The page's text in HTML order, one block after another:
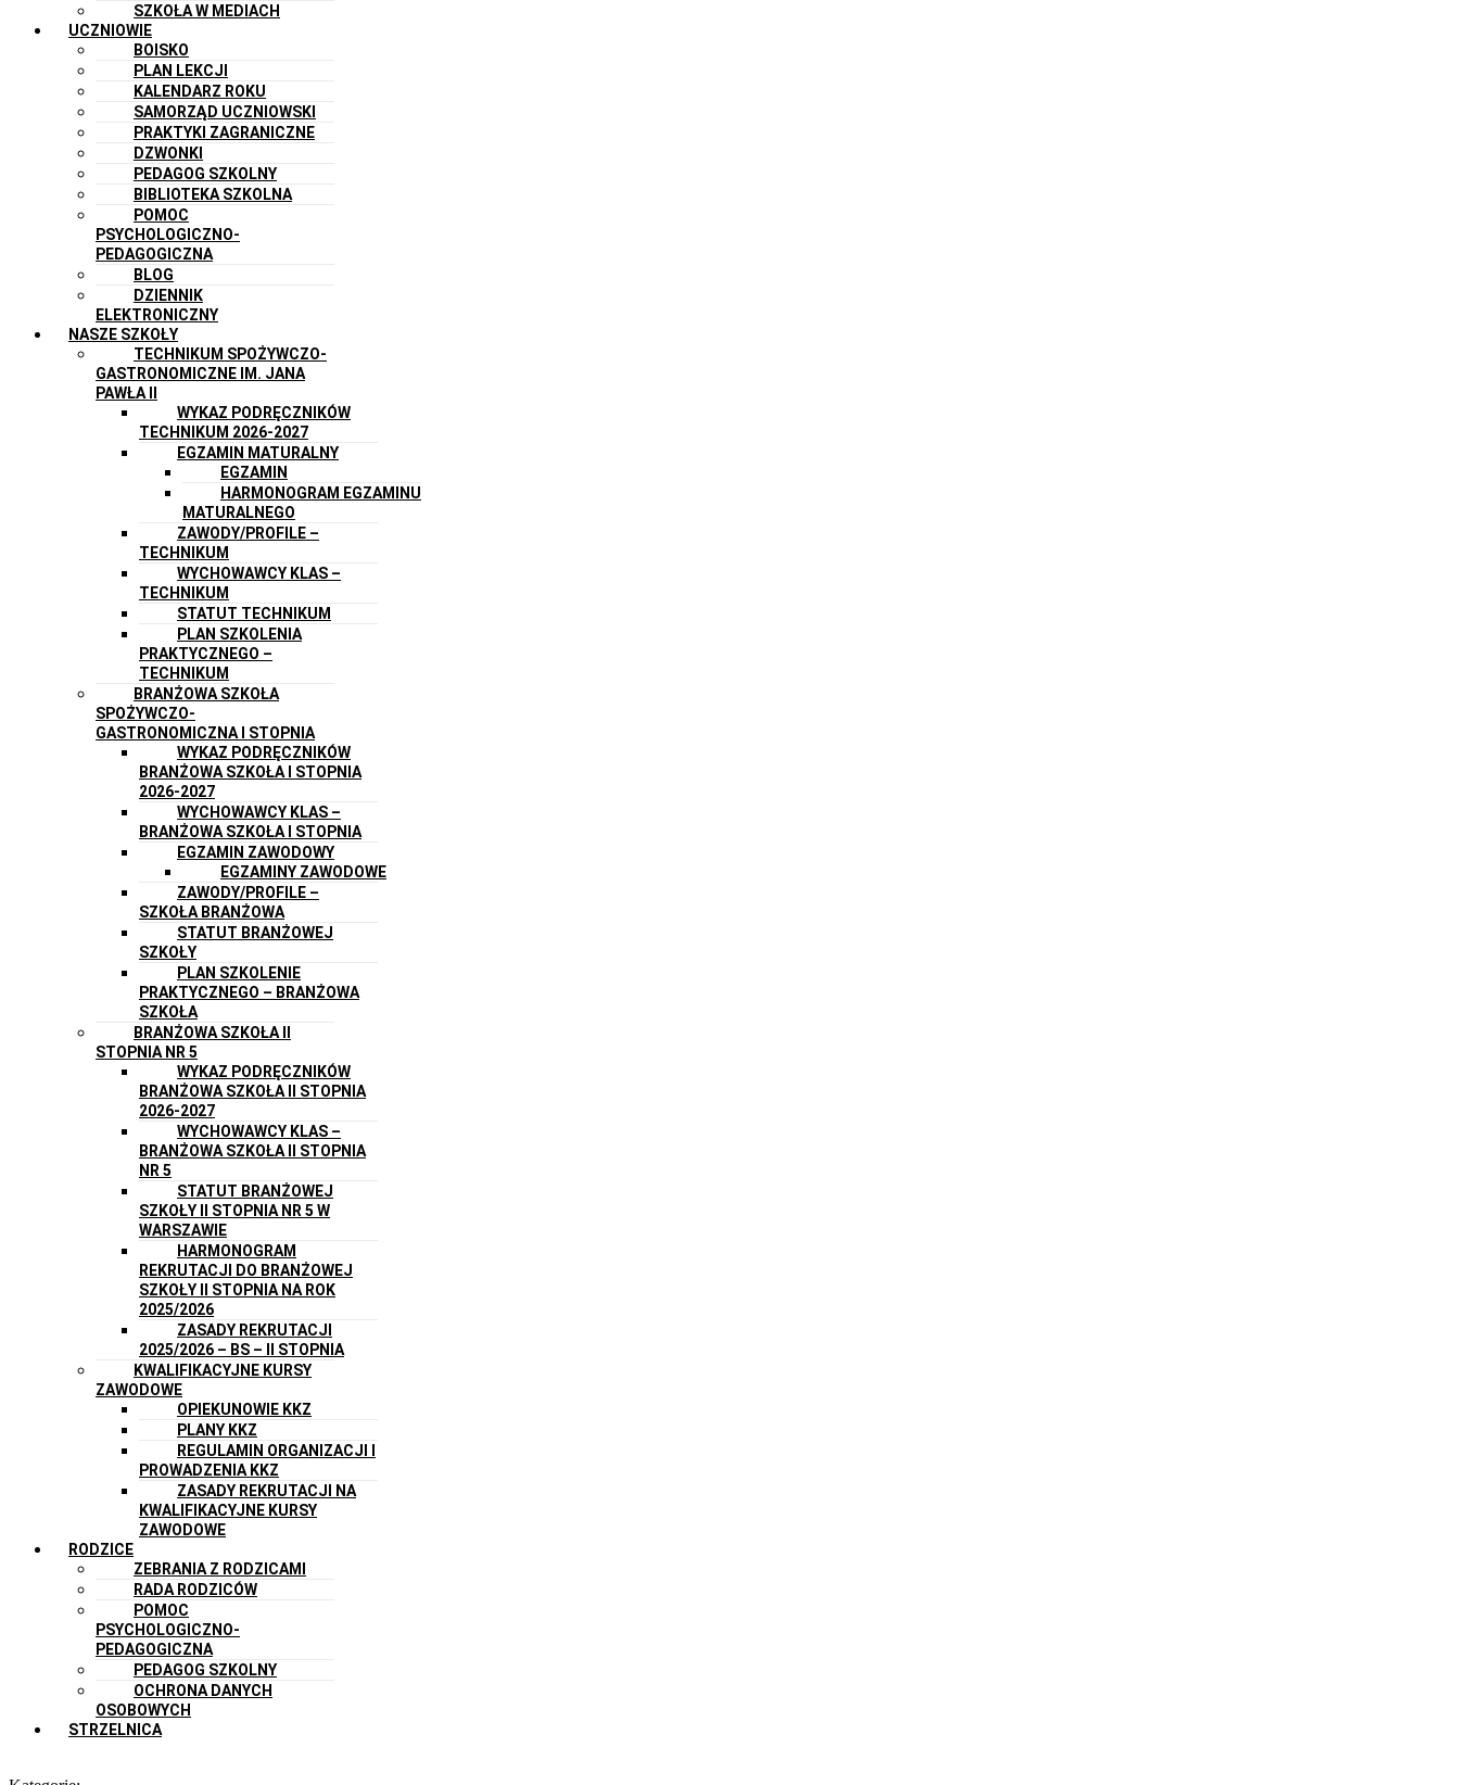
SZKOŁA W MEDIACH
UCZNIOWIE
BOISKO
PLAN LEKCJI
KALENDARZ ROKU
SAMORZĄD UCZNIOWSKI
PRAKTYKI ZAGRANICZNE
DZWONKI
PEDAGOG SZKOLNY
BIBLIOTEKA SZKOLNA
POMOC
PSYCHOLOGICZNO-
PEDAGOGICZNA
BLOG
DZIENNIK
ELEKTRONICZNY
NASZE SZKOŁY
TECHNIKUM SPOŻYWCZO-
GASTRONOMICZNE IM. JANA
PAWŁA II
WYKAZ PODRĘCZNIKÓW
TECHNIKUM 2026-2027
EGZAMIN MATURALNY
EGZAMIN
HARMONOGRAM EGZAMINU
MATURALNEGO
ZAWODY/PROFILE –
TECHNIKUM
WYCHOWAWCY KLAS –
TECHNIKUM
STATUT TECHNIKUM
PLAN SZKOLENIA
PRAKTYCZNEGO –
TECHNIKUM
BRANŻOWA SZKOŁA
SPOŻYWCZO-
GASTRONOMICZNA I STOPNIA
WYKAZ PODRĘCZNIKÓW
BRANŻOWA SZKOŁA I STOPNIA
2026-2027
WYCHOWAWCY KLAS –
BRANŻOWA SZKOŁA I STOPNIA
EGZAMIN ZAWODOWY
EGZAMINY ZAWODOWE
ZAWODY/PROFILE –
SZKOŁA BRANŻOWA
STATUT BRANŻOWEJ
SZKOŁY
PLAN SZKOLENIE
PRAKTYCZNEGO – BRANŻOWA
SZKOŁA
BRANŻOWA SZKOŁA II
STOPNIA NR 5
WYKAZ PODRĘCZNIKÓW
BRANŻOWA SZKOŁA II STOPNIA
2026-2027
WYCHOWAWCY KLAS –
BRANŻOWA SZKOŁA II STOPNIA
NR 5
STATUT BRANŻOWEJ
SZKOŁY II STOPNIA NR 5 W
WARSZAWIE
HARMONOGRAM
REKRUTACJI DO BRANŻOWEJ
SZKOŁY II STOPNIA NA ROK
2025/2026
ZASADY REKRUTACJI
2025/2026 – BS – II STOPNIA
KWALIFIKACYJNE KURSY
ZAWODOWE
OPIEKUNOWIE KKZ
PLANY KKZ
REGULAMIN ORGANIZACJI I
PROWADZENIA KKZ
ZASADY REKRUTACJI NA
KWALIFIKACYJNE KURSY
ZAWODOWE
RODZICE
ZEBRANIA Z RODZICAMI
RADA RODZICÓW
POMOC
PSYCHOLOGICZNO-
PEDAGOGICZNA
PEDAGOG SZKOLNY
OCHRONA DANYCH
OSOBOWYCH
STRZELNICA